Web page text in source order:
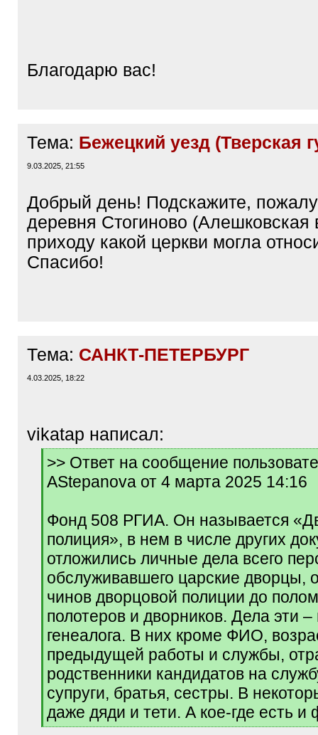
Благодарю вас!
Тема: Бежецкий уезд (Тверская
9.03.2025, 21:55
Добрый день! Подскажите,
деревня Стогиново (Алешковская
приходу какой церкви могла
Спасибо!
Тема: САНКТ-ПЕТЕРБУРГ
4.03.2025, 18:22
vikatap написал:
[
]
>> Ответ на сообщение
AStepanova от 4 марта 2025 14:16
Фонд 508 РГИА. Он называется
полиция», в нем в числе других
отложились личные дела всего
обслуживавшего царские дворцы,
чинов дворцовой полиции до
полотеров и дворников. Дела эти –
генеалога. В них кроме ФИО,
предыдущей работы и службы,
родственники кандидатов на
супруги, братья, сестры. В
даже дяди и тети. А кое-где есть и
[